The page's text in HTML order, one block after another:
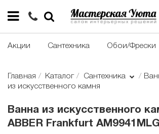
Акции Сантехника Обои/Фрески
Главная Каталог Сантехника
из искусственного камня
Ванна из искусственного
ABBER Frankfurt